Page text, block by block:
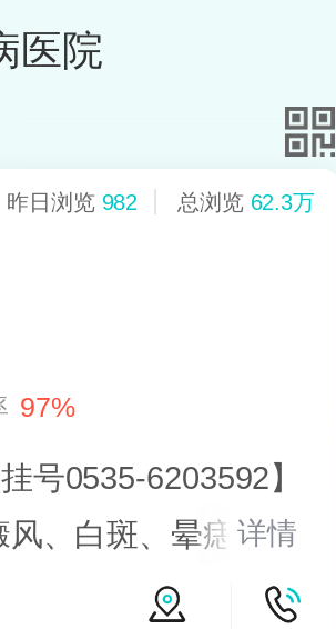
医院
昨日浏览 982 总浏览 62.3万
97%
号0535-6203592】
、白斑、晕痣的医
疑难病的诊治，尤
详情